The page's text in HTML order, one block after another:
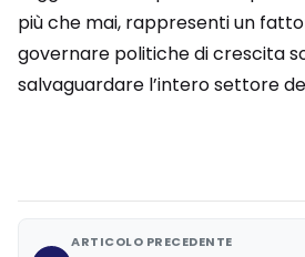
più che mai, rappresenti un
governare politiche di crescita
salvaguardare l’intero settore
ARTICOLO PRECEDENTE